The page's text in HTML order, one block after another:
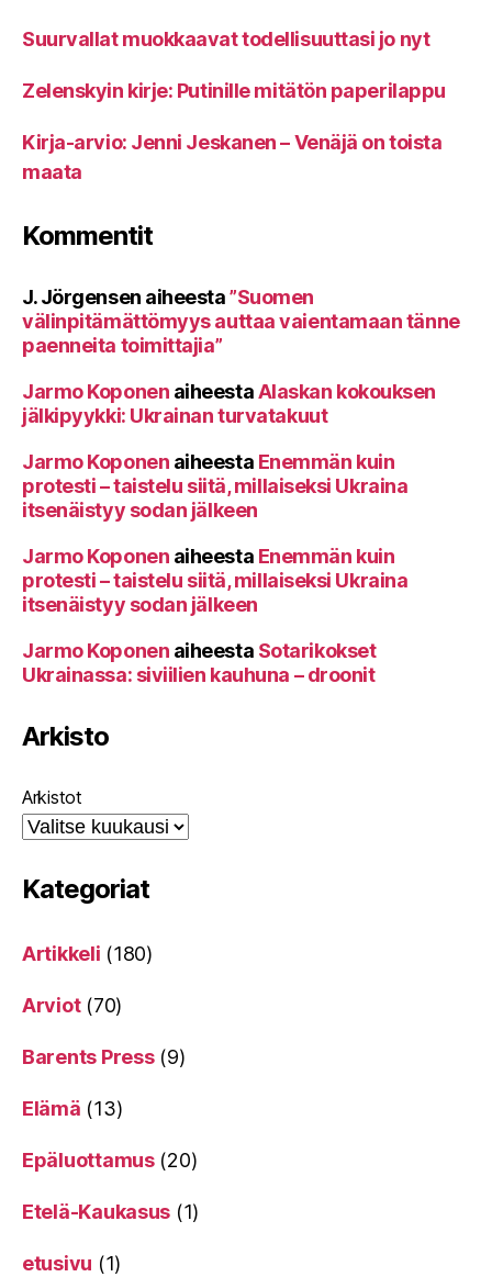
Suurvallat muokkaavat todellisuuttasi jo nyt
Zelenskyin kirje: Putinille mitätön paperilappu
Kirja-arvio: Jenni Jeskanen – Venäjä on toista
maata
Kommentit
J. Jörgensen aiheesta”Suomen
välinpitämättömyys auttaa vaientamaan tänne
paenneita toimittajia”
Jarmo Koponen aiheestaAlaskan kokouksen
jälkipyykki: Ukrainan turvatakuut
Jarmo Koponen aiheesta Enemmän kuin
protesti – taistelu siitä, millaiseksi Ukraina
itsenäistyy sodan jälkeen
Jarmo Koponen aiheesta Enemmän kuin
protesti – taistelu siitä, millaiseksi Ukraina
itsenäistyy sodan jälkeen
Jarmo Koponen aiheesta Sotarikokset
Ukrainassa: siviilien kauhuna – droonit
Arkisto
Arkistot
Kategoriat
Artikkeli (180)
Arviot(70)
Barents Press(9)
Elämä (13)
Epäluottamus(20)
Etelä-Kaukasus (1)
etusivu (1)